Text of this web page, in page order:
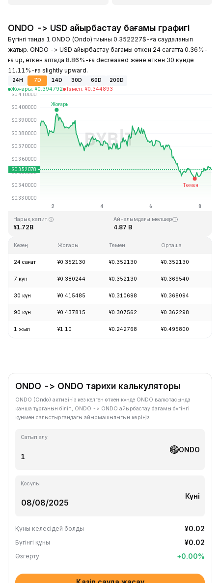
ONDO -> USD айырбастау бағамы графигі
Бүгінгі таңда 1 ONDO (Ondo) тиыны 0.352227$-ға саудаланып
жатыр. ONDO -> USD айырбастау бағамы өткен 24 сағатта 0.36%-
ға up, өткен аптада 8.86%-ға decreased және өткен 30 күнде
11.11%-ға slightly upward.
24H 7D 14D 30D 60D
200D
Жоғары: ¥0.394792 Төмен: ¥0.344893
Соңғы жаңарту: 2026-08-08, 11:24 GMT+0
Тарихи максимум
Нарық капит.
¥1.72B
Айналымдағы мөлшер
4.87 B
Кезең Жоғары Төмен Орташа
24 сағат ¥0.352130 ¥0.352130 ¥0.352130
7 күн ¥0.380244 ¥0.352130 ¥0.369540
30 күн ¥0.415485 ¥0.310698 ¥0.368094
90 күн ¥0.437815 ¥0.307562 ¥0.362298
1 жыл ¥1.10 ¥0.242768 ¥0.495800
ONDO -> ONDO тарихи калькуляторы
ONDO (Ondo) активіңіз кез келген өткен күнде ONDO валютасында
қанша тұрғанын біліп, ONDO -> ONDO айырбастау бағамы бүгінгі
құнмен салыстырғандағы айырмашылығын көріңіз.
Сатып алу
ONDO
Қосулы
Күні
Құны келесідей болды ¥0.02
Бүгінгі құны ¥0.02
Өзгерту +0.00%